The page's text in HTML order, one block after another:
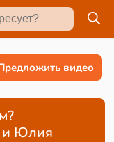
видео
и Юлия